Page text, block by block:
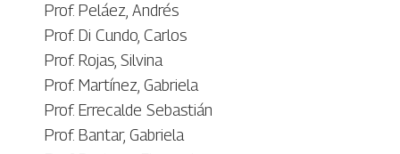
Prof. Peláez, Andrés
Prof. Di Cundo, Carlos
Prof. Rojas, Silvina
Prof. Martínez, Gabriela
Prof. Errecalde Sebastián
Prof. Bantar, Gabriela